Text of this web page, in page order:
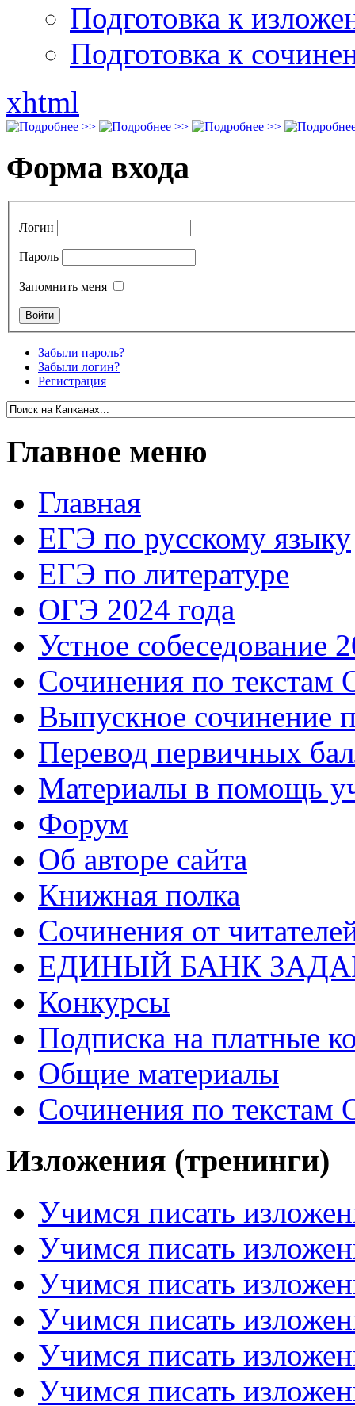
Подготовка к
Подготовка к
xhtml
Форма входа
Логин
Пароль
Запомнить меня
Забыли пароль?
Забыли логин?
Регистрация
Главное меню
Главная
ЕГЭ по русскому языку
ЕГЭ по литературе
ОГЭ 2024 года
Устное собеседование
Сочинения по текстам
Выпускное сочинение
Перевод первичных
Материалы в помощь
Форум
Об авторе сайта
Книжная полка
Cочинения от
ЕДИНЫЙ БАНК
Конкурсы
Подписка на платные
Общие материалы
Сочинения по текстам
Изложения (тренинги)
Учимся писать
Учимся писать
Учимся писать
Учимся писать
Учимся писать
Учимся писать